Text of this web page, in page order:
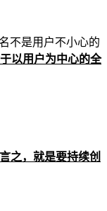
不是用户不小心的
以用户为中心的全
之，就是要持续创